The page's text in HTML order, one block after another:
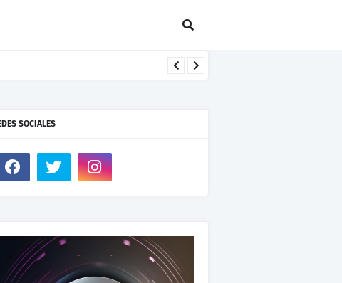
SOCIALES